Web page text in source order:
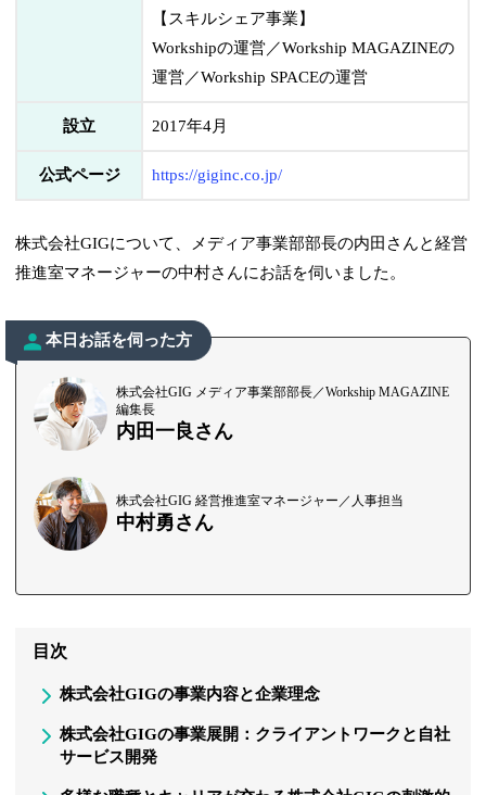
【スキルシェア事業】
Workshipの運営／Workship MAGAZINEの
運営／Workship SPACEの運営
設立 2017年4月
公式ページ https://giginc.co.jp/
株式会社GIGについて、メディア事業部部長の内田さんと経営
推進室マネージャーの中村さんにお話を伺いました。
本日お話を伺った方
株式会社GIG メディア事業部部長／Workship MAGAZINE
編集長
内田一良さん
株式会社GIG 経営推進室マネージャー／人事担当
中村勇さん
目次
株式会社GIGの事業内容と企業理念
株式会社GIGの事業展開：クライアントワークと自社
サービス開発